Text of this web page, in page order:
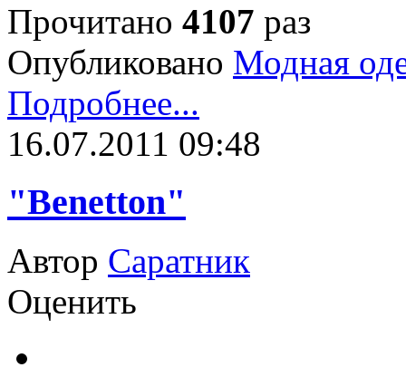
Прочитано 4107 раз
Опубликовано Модная
Подробнее...
16.07.2011 09:48
"Benetton"
Автор Саратник
Оценить